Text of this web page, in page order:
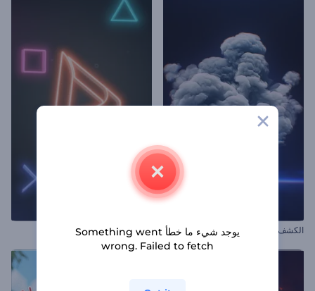
الكشف عن شعار الانفجار الكوني افتتاحية ألعاب مضيئة
يوجد شيء ما خطأ Something went
wrong. Failed to fetch